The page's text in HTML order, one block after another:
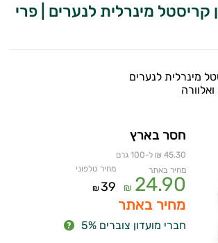
קריסטל מינרלית לנערים | פרי
מינרלית לנערים
חסר בארץ
45.30 ₪ ל-100 גרם
מחיר באתר
24.90
₪
מחיר טלפוני
39
₪
מחיר באתר
חברי מועדון צוברים 5%